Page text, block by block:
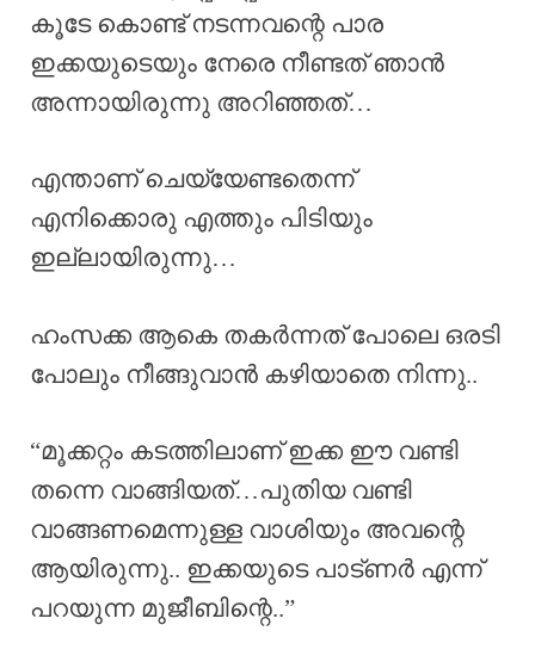
കൂടേ കൊണ്ട് നടന്നവന്റെ പാര
ഇക്കയുടെയും നേരെ നീണ്ടത് ഞാൻ
അന്നായിരുന്നു അറിഞ്ഞത്…
എന്താണ് ചെയ്യേണ്ടതെന്ന്
എനിക്കൊരു എത്തും പിടിയും
ഇല്ലായിരുന്നു…
ഹംസക്ക ആകെ തകർന്നത് പോലെ ഒരടി
പോലും നീങ്ങുവാൻ കഴിയാതെ നിന്നു..
“മൂക്കറ്റം കടത്തിലാണ് ഇക്ക ഈ വണ്ടി
തന്നെ വാങ്ങിയത്…പുതിയ വണ്ടി
വാങ്ങണമെന്നുള്ള വാശിയും അവന്റെ
ആയിരുന്നു.. ഇക്കയുടെ പാട്ണർ എന്ന്
പറയുന്ന മുജീബിന്റെ..”